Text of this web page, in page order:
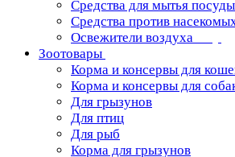
Средства для мытья посуды
Средства против
Освежители воздуха
Зоотовары
Корма и консервы для
Корма и консервы для
Для грызунов
Для птиц
Для рыб
Корма для грызунов